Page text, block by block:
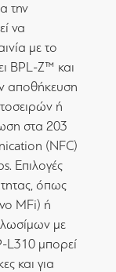
την
να
με το
BPL-Z™ και
αποθήκευση
ή
στα 203
(NFC)
Επιλογές
όπως
MFi) ή
με
L310 μπορεί
και για